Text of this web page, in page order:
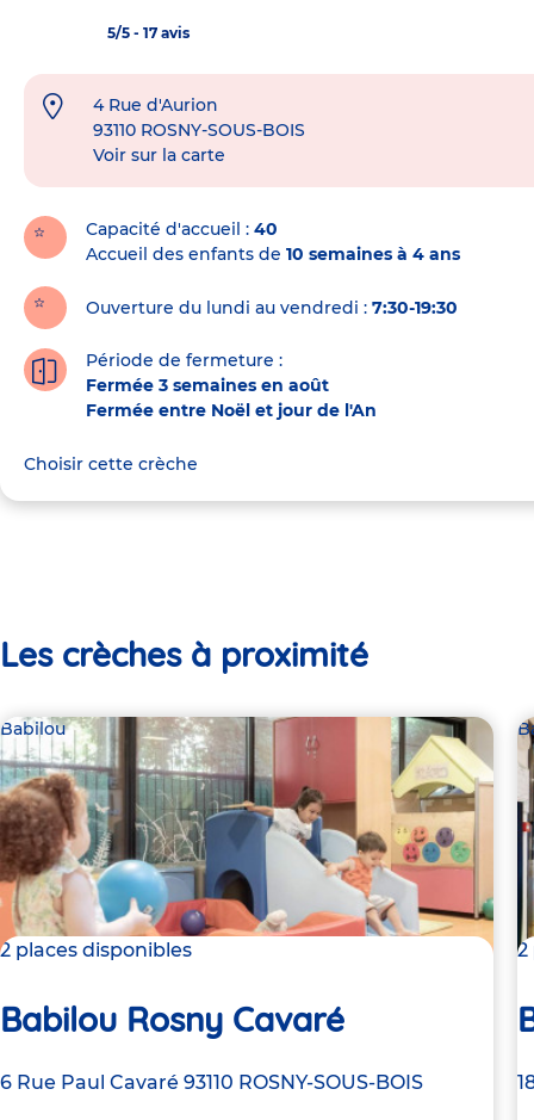
5/5 - 17 avis
Adresse
4 Rue d'Aurion
93110 ROSNY-SOUS-BOIS
Voir sur la carte
Capacité d'accueil
40
Accueil des enfants de 10 semaines à 4 ans
Ouverture du lundi au vendredi : 7:30-19:30
Période de fermeture :
Fermée 3 semaines en août
Fermée entre Noël et jour de l'An
Choisir cette crèche
Les crèches à proximité
Babilou
2 places disponibles
Babilou Rosny Cavaré
Adresse
6 Rue Paul Cavaré 93110 ROSNY-SOUS-BOIS
2